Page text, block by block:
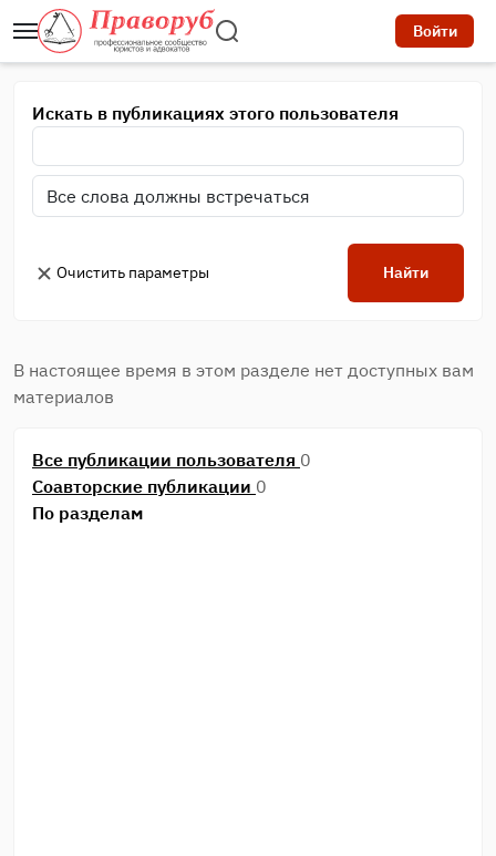
Войти
Искать в публикациях этого пользователя
Очистить параметры Найти
В настоящее время в этом разделе нет доступных вам
материалов
Все публикации пользователя 0
Соавторские публикации 0
По разделам